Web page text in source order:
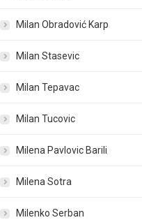
Milan Obradović Karp
Milan Stasevic
Milan Tepavac
Milan Tucovic
Milena Pavlovic Barili
Milena Sotra
Milenko Serban